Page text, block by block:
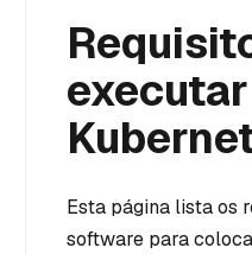
Esta página lista os
software para